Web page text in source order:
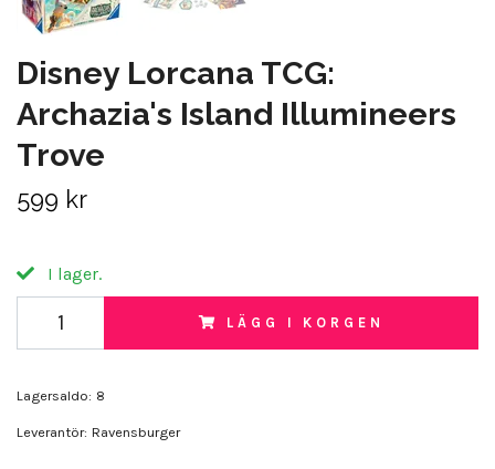
Disney Lorcana TCG:
Archazia's Island Illumineers
Trove
599 kr
I lager.
LÄGG I KORGEN
Lagersaldo: 8
Leverantör: Ravensburger